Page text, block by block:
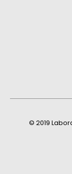
© 2019